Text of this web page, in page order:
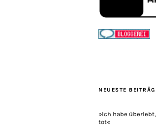
NEUESTE
»Ich habe
tot«